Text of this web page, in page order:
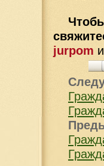
jurpom